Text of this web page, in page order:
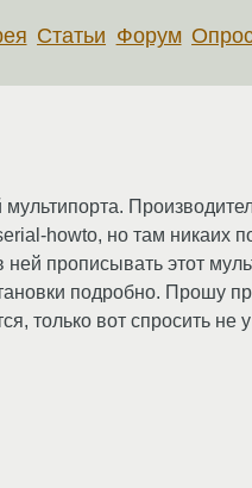
Статьи Форум
howto, но там никаих
прописывать этот
подробно. Прошу
только вот спросить не у